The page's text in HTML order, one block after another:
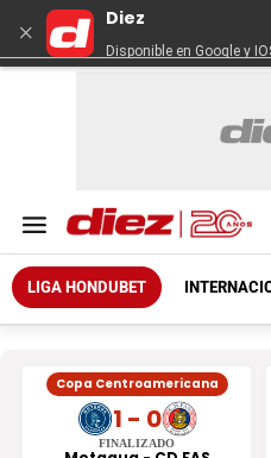
×
Diez
Disponible en Google y
LIGA HONDUBET
Copa Centroamericana
1 - 0
FINALIZADO